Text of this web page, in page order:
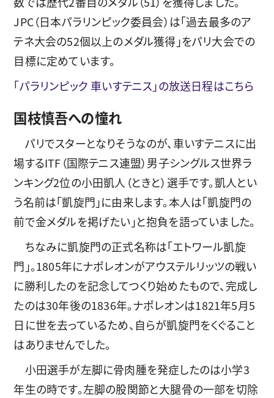
JPC（日本パラリンピック委員会）は「過去最多のア
テネ大会の52個以上のメダル獲得」をパリ大会での
目標に定めています。
「パラリンピック 車いすテニス」の放送日程はこちら
国枝慎吾への憧れ
パリでスターとなりそうなのが、車いすテニスに出
場するITF（国際テニス連盟）男子シングルス世界ラ
ンキング2位の小田凱人（ときと）選手です。凱人とい
う名前は「凱旋門」に由来します。本人は「凱旋門の
前で金メダルを掲げたい」と抱負を語っていました。
ちなみに凱旋門の正式名称は「エトワール凱旋
門」。1805年にナポレオンがアウステルリッツの戦い
に勝利したのを記念してつくり始めたもので、完成し
たのは30年後の1836年。ナポレオンは1821年5月5
日に世を去っているため、自らが凱旋門をくぐること
はありませんでした。
小田選手が左脚に骨肉腫を発症したのは小学3
年生の時です。左脚の股関節と大腿骨の一部を切除